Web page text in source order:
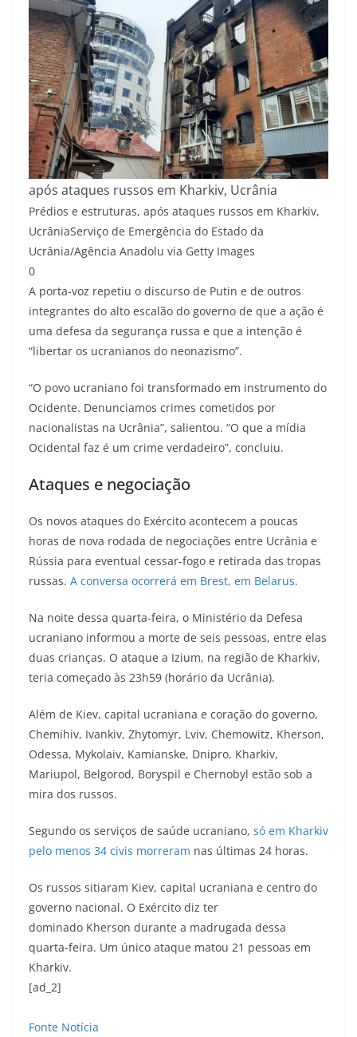
após ataques russos em Kharkiv, Ucrânia
Prédios e estruturas, após ataques russos em Kharkiv,
UcrâniaServiço de Emergência do Estado da
Ucrânia/Agência Anadolu via Getty Images
0
A porta-voz repetiu o discurso de Putin e de outros
integrantes do alto escalão do governo de que a ação é
uma defesa da segurança russa e que a intenção é
“libertar os ucranianos do neonazismo”.
“O povo ucraniano foi transformado em instrumento do
Ocidente. Denunciamos crimes cometidos por
nacionalistas na Ucrânia”, salientou. “O que a mídia
Ocidental faz é um crime verdadeiro”, concluiu.
Ataques e negociação
Os novos ataques do Exército acontecem a poucas
horas de nova rodada de negociações entre Ucrânia e
Rússia para eventual cessar-fogo e retirada das tropas
russas. A conversa ocorrerá em Brest, em Belarus.
Na noite dessa quarta-feira, o Ministério da Defesa
ucraniano informou a morte de seis pessoas, entre elas
duas crianças. O ataque a Izium, na região de Kharkiv,
teria começado às 23h59 (horário da Ucrânia).
Além de Kiev, capital ucraniana e coração do governo,
Chemihiv, Ivankiv, Zhytomyr, Lviv, Chemowitz, Kherson,
Odessa, Mykolaiv, Kamianske, Dnipro, Kharkiv,
Mariupol, Belgorod, Boryspil e Chernobyl estão sob a
mira dos russos.
Segundo os serviços de saúde ucraniano, só em Kharkiv
pelo menos 34 civis morreram nas últimas 24 horas.
Os russos sitiaram Kiev, capital ucraniana e centro do
governo nacional. O Exército diz ter
dominado Kherson durante a madrugada dessa
quarta-feira. Um único ataque matou 21 pessoas em
Kharkiv.
[ad_2]
Fonte Notícia